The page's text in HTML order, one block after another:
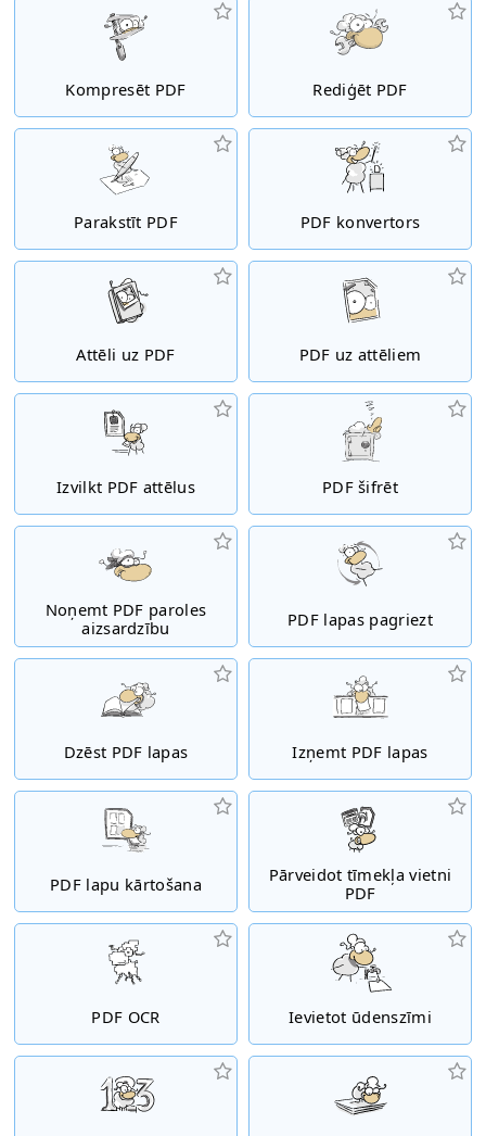
Kompresēt PDF Rediģēt PDF
Parakstīt PDF PDF konvertors
Attēli uz PDF PDF uz attēliem
Izvilkt PDF attēlus PDF šifrēt
Noņemt PDF paroles
aizsardzību
PDF lapas pagriezt
Dzēst PDF lapas Izņemt PDF lapas
PDF lapu kārtošana
Pārveidot tīmekļa vietni
PDF
PDF OCR Ievietot ūdenszīmi